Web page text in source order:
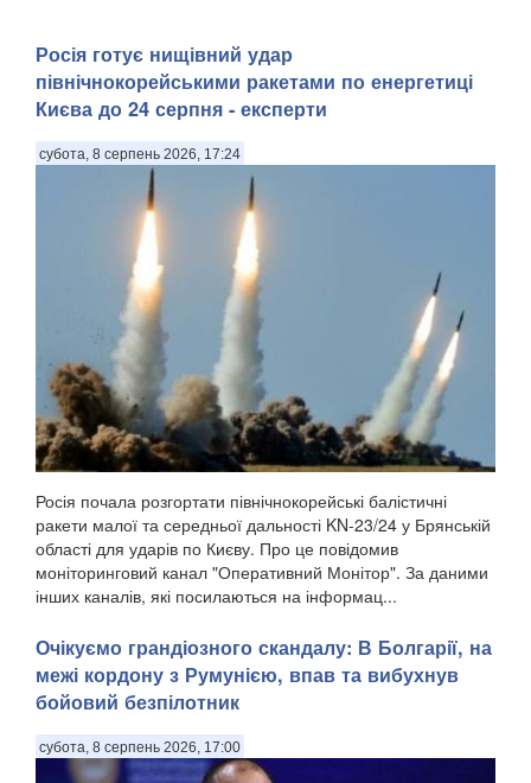
Росія готує нищівний удар
північнокорейськими ракетами по енергетиці
Києва до 24 серпня - експерти
субота, 8 серпень 2026, 17:24
Росія почала розгортати північнокорейські балістичні
ракети малої та середньої дальності KN-23/24 у Брянській
області для ударів по Києву. Про це повідомив
моніторинговий канал "Оперативний Монітор". За даними
інших каналів, які посилаються на інформац...
Очікуємо грандіозного скандалу: В Болгарії, на
межі кордону з Румунією, впав та вибухнув
бойовий безпілотник
субота, 8 серпень 2026, 17:00